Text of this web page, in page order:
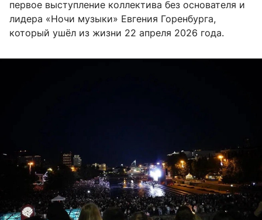
первое выступление коллектива без основателя и
лидера «Ночи музыки» Евгения Горенбурга,
который ушёл из жизни 22 апреля 2026 года.